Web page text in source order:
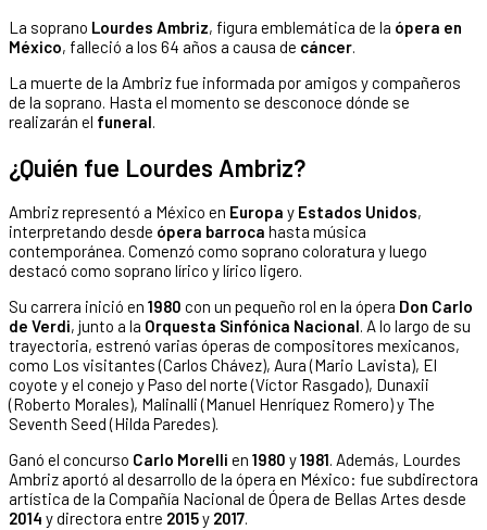
La soprano Lourdes Ambriz, figura emblemática de la ópera en
México, falleció a los 64 años a causa de cáncer.
La muerte de la Ambriz fue informada por amigos y compañeros
de la soprano. Hasta el momento se desconoce dónde se
realizarán el funeral.
¿Quién fue Lourdes Ambriz?
Ambriz representó a México en Europa y Estados Unidos,
interpretando desde ópera barroca hasta música
contemporánea. Comenzó como soprano coloratura y luego
destacó como soprano lírico y lírico ligero.
Su carrera inició en 1980 con un pequeño rol en la ópera Don Carlo
de Verdi, junto a la Orquesta Sinfónica Nacional. A lo largo de su
trayectoria, estrenó varias óperas de compositores mexicanos,
como Los visitantes (Carlos Chávez), Aura (Mario Lavista), El
coyote y el conejo y Paso del norte (Víctor Rasgado), Dunaxii
(Roberto Morales), Malinalli (Manuel Henríquez Romero) y The
Seventh Seed (Hilda Paredes).
Ganó el concurso Carlo Morelli en 1980 y1981. Además, Lourdes
Ambriz aportó al desarrollo de la ópera en México: fue subdirectora
artística de la Compañía Nacional de Ópera de Bellas Artes desde
2014 y directora entre 2015y 2017.